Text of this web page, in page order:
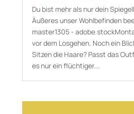
Du bist mehr als nur dein
Äußeres unser Wohlbefinden
master1305 -
vor dem Losgehen. Noch ein
Sitzen die Haare? Passt das
es nur ein flüchtiger...